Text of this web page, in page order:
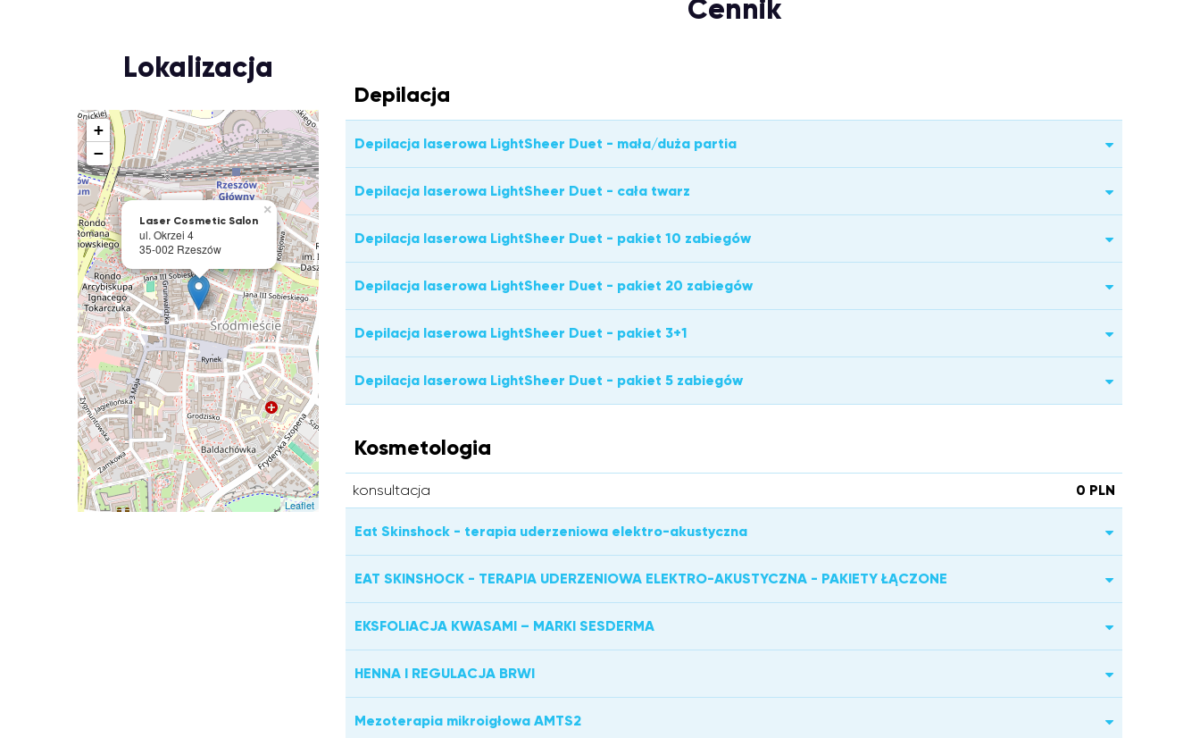
Lokalizacja
Laser Cosmetic Salon
ul. Okrzei 4
35-002 Rzeszów
×
+
−
Leaflet
Cennik
Depilacja
Depilacja laserowa LightSheer Duet - mała/duża partia
Depilacja laserowa LightSheer Duet - cała twarz
Depilacja laserowa LightSheer Duet - pakiet 10 zabiegów
Depilacja laserowa LightSheer Duet - pakiet 20 zabiegów
Depilacja laserowa LightSheer Duet - pakiet 3+1
Depilacja laserowa LightSheer Duet - pakiet 5 zabiegów
Kosmetologia
konsultacja 0 PLN
Eat Skinshock - terapia uderzeniowa elektro-akustyczna
EAT SKINSHOCK - TERAPIA UDERZENIOWA ELEKTRO-AKUSTYCZNA - PAKIETY ŁĄCZONE
EKSFOLIACJA KWASAMI – MARKI SESDERMA
HENNA I REGULACJA BRWI
Mezoterapia mikroigłowa AMTS2